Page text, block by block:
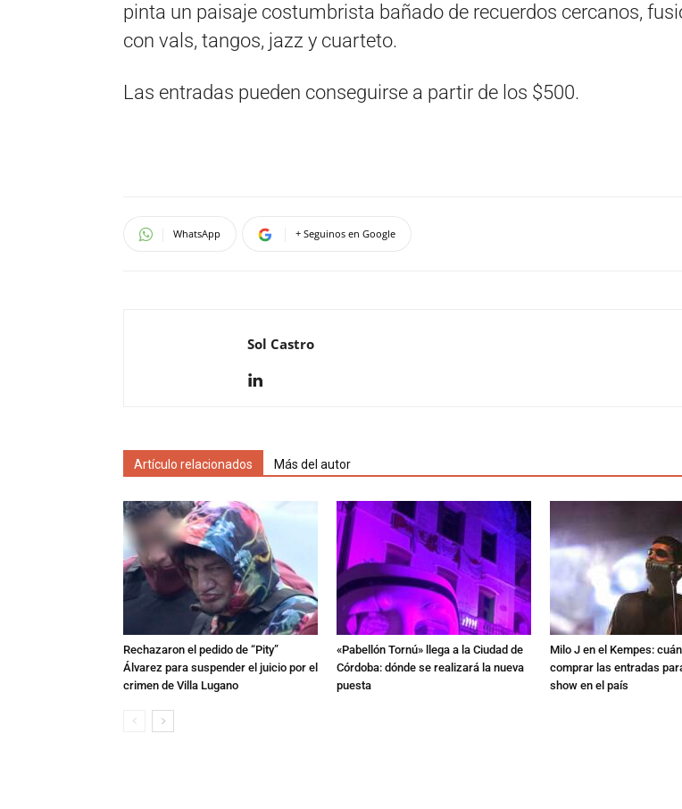
pinta un paisaje costumbrista bañado de recuerdos cercanos,
con vals, tangos, jazz y cuarteto.
Las entradas pueden conseguirse a partir de los $500.
WhatsApp + Seguinos en Google
Sol Castro
Artículo relacionados Más del autor
Rechazaron el pedido de “Pity”
Álvarez para suspender el juicio por el
crimen de Villa Lugano
«Pabellón Tornú» llega a la Ciudad de
Córdoba: dónde se realizará la nueva
puesta
Milo J en el Kempes:
comprar las entradas
show en el país